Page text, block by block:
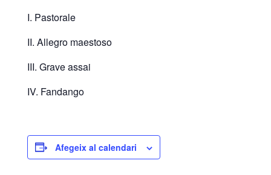
I. Pastorale
II. Allegro maestoso
III. Grave assai
IV. Fandango
Afegeix al calendari